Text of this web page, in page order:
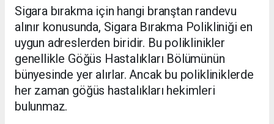
Sigara bırakma için hangi branştan randevu
alınır konusunda, Sigara Bırakma Polikliniği en
uygun adreslerden biridir. Bu poliklinikler
genellikle Göğüs Hastalıkları Bölümünün
bünyesinde yer alırlar. Ancak bu polikliniklerde
her zaman göğüs hastalıkları hekimleri
bulunmaz.